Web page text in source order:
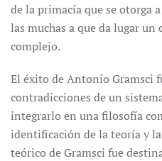
de la primacía que se otorga
las muchas a que da lugar
complejo.
El éxito de Antonio Gramsci
contradicciones de un
integrarlo en una filosofía
identificación de la teoría y
teórico de Gramsci fue